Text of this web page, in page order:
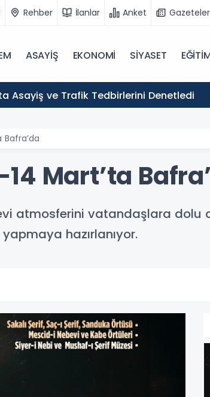
Rehber İlanlar Anket Gazeteler
ASAYİŞ EKONOMİ SİYASET
Asayiş ve Trafik Tedbirlerini Denetledi
Mart’ta
atmosferini vatandaşlara
hazırlanıyor.